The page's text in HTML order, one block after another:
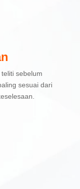
sebelum
sesuai dari